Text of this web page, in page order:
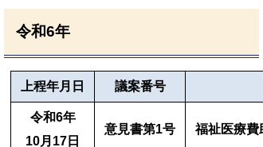
令和6年
上程年月日 議案番号
令和6年
10月17日
意見書第1号 福祉医療費